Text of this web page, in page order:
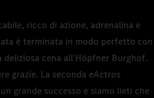
ricco di azione, adrenalina e
è terminata in modo perfetto con
cena all'Höpfner Burghof.
grazie. La seconda eActros
grande successo e siamo lieti che